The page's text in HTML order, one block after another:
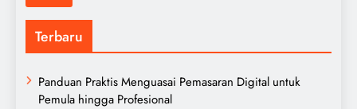
Terbaru
Panduan Praktis Menguasai Pemasaran Digital untuk
Pemula hingga Profesional